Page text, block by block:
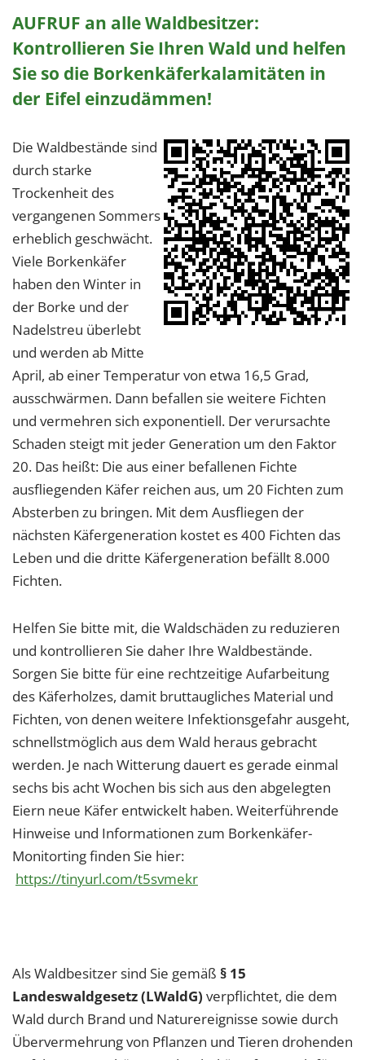
AUFRUF an alle Waldbesitzer:
Kontrollieren Sie Ihren Wald und helfen
Sie so die Borkenkäferkalamitäten in
der Eifel einzudämmen!
Die Waldbestände sind
durch starke
Trockenheit des
vergangenen Sommers
erheblich geschwächt.
Viele Borkenkäfer
haben den Winter in
der Borke und der
Nadelstreu überlebt
und werden ab Mitte
April, ab einer Temperatur von etwa 16,5 Grad,
ausschwärmen. Dann befallen sie weitere Fichten
und vermehren sich exponentiell. Der verursachte
Schaden steigt mit jeder Generation um den Faktor
20. Das heißt: Die aus einer befallenen Fichte
ausfliegenden Käfer reichen aus, um 20 Fichten zum
Absterben zu bringen. Mit dem Ausfliegen der
nächsten Käfergeneration kostet es 400 Fichten das
Leben und die dritte Käfergeneration befällt 8.000
Fichten.
Helfen Sie bitte mit, die Waldschäden zu reduzieren
und kontrollieren Sie daher Ihre Waldbestände.
Sorgen Sie bitte für eine rechtzeitige Aufarbeitung
des Käferholzes, damit bruttaugliches Material und
Fichten, von denen weitere Infektionsgefahr ausgeht,
schnellstmöglich aus dem Wald heraus gebracht
werden. Je nach Witterung dauert es gerade einmal
sechs bis acht Wochen bis sich aus den abgelegten
Eiern neue Käfer entwickelt haben. Weiterführende
Hinweise und Informationen zum Borkenkäfer-
Monitorting finden Sie hier:
https://tinyurl.com/t5svmekr
Als Waldbesitzer sind Sie gemäß § 15
Landeswaldgesetz (LWaldG) verpflichtet, die dem
Wald durch Brand und Naturereignisse sowie durch
Übervermehrung von Pflanzen und Tieren drohenden